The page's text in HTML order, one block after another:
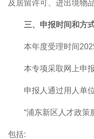
及居留许可、进出境物
三、申报时间和方
本年度受理时间
本专项采取网上申
申报人通过用人单
“浦东新区人才政策
包括: